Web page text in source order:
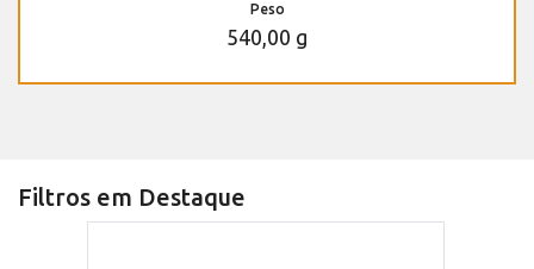
Peso
540,00 g
Filtros em Destaque